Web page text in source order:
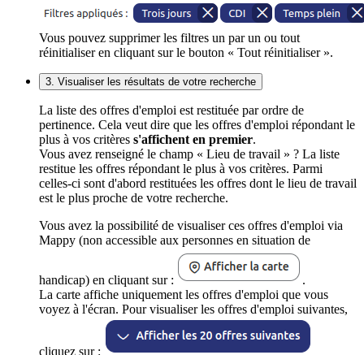
Vous pouvez supprimer les filtres un par un ou tout
réinitialiser en cliquant sur le bouton « Tout réinitialiser ».
3. Visualiser les résultats de votre recherche
La liste des offres d'emploi est restituée par ordre de
pertinence. Cela veut dire que les offres d'emploi répondant le
plus à vos critères s'affichent en premier.
Vous avez renseigné le champ « Lieu de travail » ? La liste
restitue les offres répondant le plus à vos critères. Parmi
celles-ci sont d'abord restituées les offres dont le lieu de travail
est le plus proche de votre recherche.
Vous avez la possibilité de visualiser ces offres d'emploi via
Mappy (non accessible aux personnes en situation de
handicap) en cliquant sur :
.
La carte affiche uniquement les offres d'emploi que vous
voyez à l'écran. Pour visualiser les offres d'emploi suivantes,
cliquez sur :